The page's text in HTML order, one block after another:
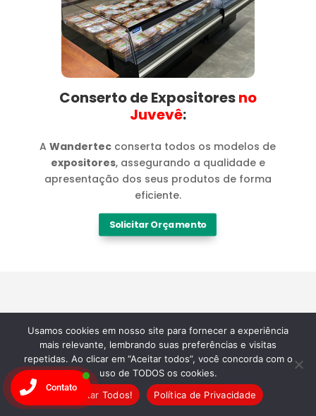
Conserto de Expositoresno
Juvevê​:
AWandertec conserta todos os modelos de
expositores, assegurando a qualidade e
apresentação dos seus produtos de forma
eficiente.
Solicitar Orçamento
Marcas
Especialistas em
Usamos cookies em nosso site para fornecer a experiência
mais relevante, lembrando suas preferências e visitas
repetidas. Ao clicar em “Aceitar todos”, você concorda com o
uso de TODOS os cookies.
Aceitar Todos!
Política de Privacidade
Contato